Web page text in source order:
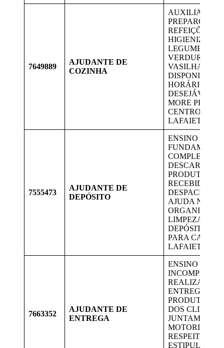
7649889
AJUDANTE DE
COZINHA
AUXILIAR NO
PREPARO DAS
REFEIÇÕES,
HIGIENIZAR
LEGUMES E
VERDURAS,
VASILHAS,
HORÁRIO.
DESEJÁVEL
MORE
CENTRO DE
LAFAIETE.
7555473
AJUDANTE DE
DEPÓSITO
ENSINO
COMPLETO.
DESCARGA
PRODUTOS
RECEBIDOS E
AJUDA NA
LIMPEZA DO
DEPÓSITO.
PARA
LAFAIETE.
7663352
AJUDANTE DE
ENTREGA
ENSINO
INCOMPLETO.
REALIZAR A
ENTREGA DOS
PRODUTOS
DOS
JUNTAMENTE
MOTORISTA,
ESTIPULADA.